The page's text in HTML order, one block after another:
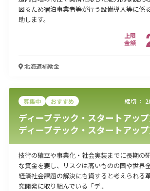
図るため宿泊事業者等が行う設備導入等に係
助します。
上限
金額
北海道補助金
募集中 おすすめ 締切 ：
ディープテック・スタートアッ
ディープテック・スタートアッ
技術の確立や事業化・社会実装までに長期の
な資金を要し、リスクは高いものの国や世界
経済社会課題の解決にも資すると考えられる
究開発に取り組んでいる「デ...